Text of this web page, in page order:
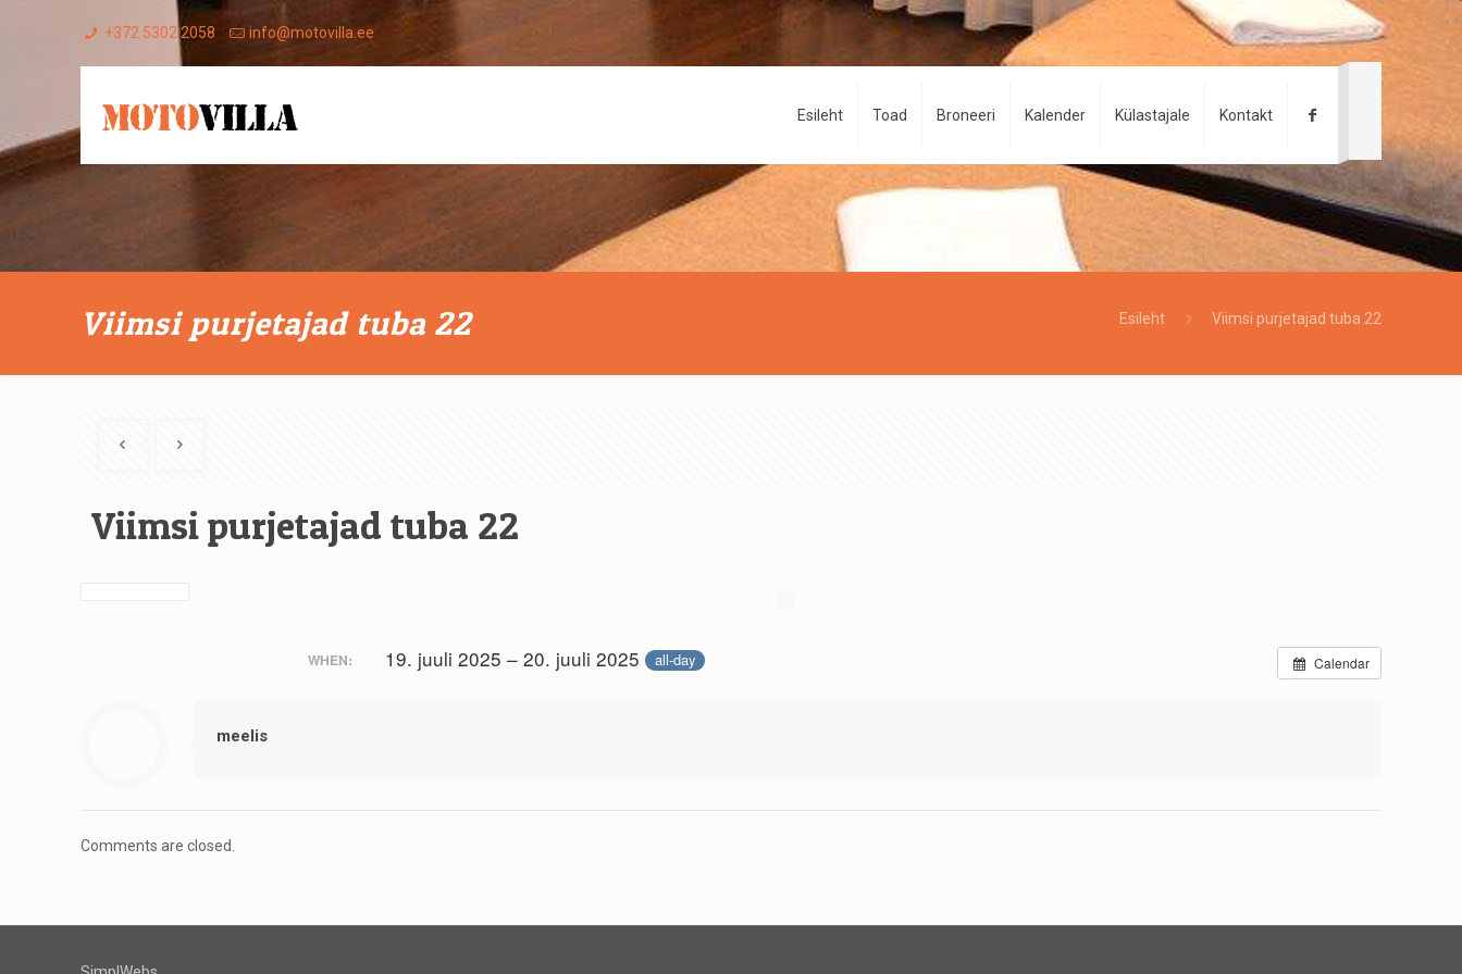
+372 5302 2058 info@motovilla.ee
Esileht Toad Broneeri Kalender Külastajale Kontakt
Viimsi purjetajad tuba 22 Esileht Viimsi purjetajad tuba 22
Viimsi purjetajad tuba 22
Calendar
WHEN: 19. juuli 2025 – 20. juuli 2025 all-day
meelis
Comments are closed.